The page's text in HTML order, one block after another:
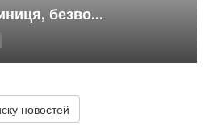
безво...
новостей